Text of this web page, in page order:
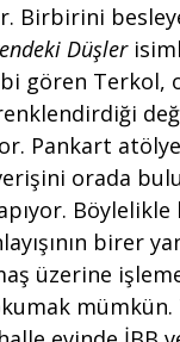
Birbirini
Düşler
gören Terkol,
Pankart
orada
birer
üzerine